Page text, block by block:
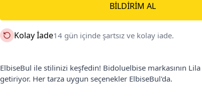
BILDIRIM AL
Kolay İade14 gün içinde şartsız ve kolay iade.
ElbiseBul ile stilinizi keşfedin! Bidoluelbise markasının Lila
getiriyor. Her tarza uygun seçenekler ElbiseBul'da.